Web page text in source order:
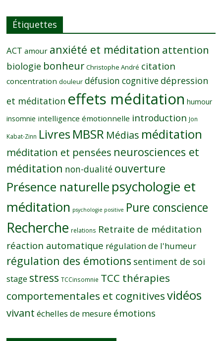
Étiquettes
ACT amour anxiété et méditation attention
biologie bonheur Christophe André citation
concentration douleur défusion cognitive dépression
et méditation effets méditation humour
insomnie intelligence émotionnelle introduction Jon
Kabat-Zinn Livres MBSR Médias méditation
méditation et pensées neurosciences et
méditation non-dualité ouverture
Présence naturelle psychologie et
méditation psychologie positive Pure conscience
Recherche relations Retraite de méditation
réaction automatique régulation de l'humeur
régulation des émotions sentiment de soi
stage stress TCCinsomnie TCC thérapies
comportementales et cognitivesvidéos
vivant échelles de mesure émotions